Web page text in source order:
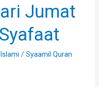
Jumat
/Syaamil Quran